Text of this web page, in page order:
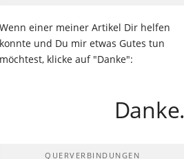
Wenn einer meiner Artikel Dir helfen
konnte und Du mir etwas Gutes tun
möchtest, klicke auf "Danke":
Danke.
QUERVERBINDUNGEN